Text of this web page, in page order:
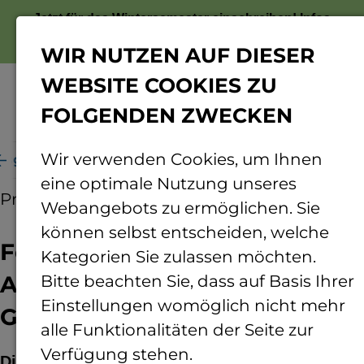
Jetzt für das Wintersemester einschreiben!Infos
für smarte Anlagensteuerung in Gebäuden
Pressemitteilung 03.12.2024
Forschungsgelder für smarte
Anlagensteuerung in
Gebäuden
WIR NUTZEN AUF DIESER
WEBSITE COOKIES ZU
FOLGENDEN ZWECKEN
Wir verwenden Cookies, um Ihnen
eine optimale Nutzung unseres
Webangebots zu ermöglichen. Sie
können selbst entscheiden, welche
Kategorien Sie zulassen möchten.
Bitte beachten Sie, dass auf Basis Ihrer
Einstellungen womöglich nicht mehr
alle Funktionalitäten der Seite zur
Verfügung stehen.